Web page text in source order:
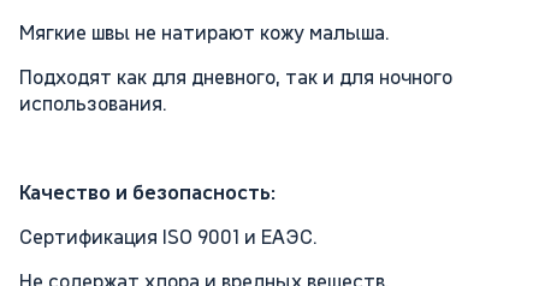
Мягкие швы не натирают кожу малыша.
Подходят как для дневного, так и для ночного
использования.
Качество и безопасность:
Сертификация ISO 9001 и ЕАЭС.
Не содержат хлора и вредных веществ.